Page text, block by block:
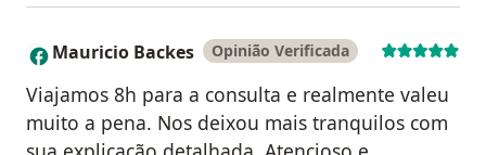
M Mauricio Backes Opinião Verificada
Viajamos 8h para a consulta e realmente valeu
muito a pena. Nos deixou mais tranquilos com